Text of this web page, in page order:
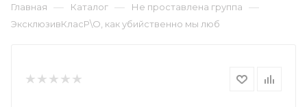
Главная — Каталог — Не проставлена группа —
ЭксклюзивКласР\О, как убийственно мы люб